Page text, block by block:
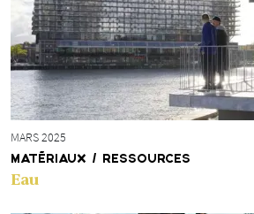
MARS 2025
MATÉRIAUX / RESSOURCES
Eau